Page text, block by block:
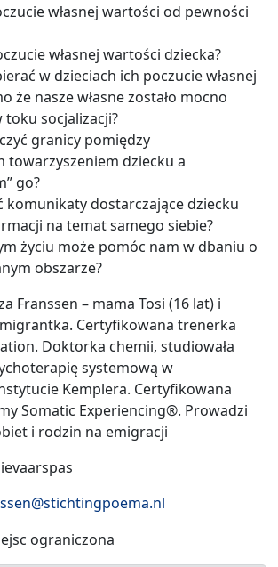
własnej wartości od pewności
własnej wartości dziecka?
w dzieciach ich poczucie własnej
że nasze własne zostało mocno
socjalizacji?
granicy pomiędzy
dziecku a
go?
komunikaty dostarczające dziecku
na temat samego siebie?
życiu może pomóc nam w dbaniu o
obszarze?
Franssen – mama Tosi (16 lat) i
Certyfikowana trenerka
Doktorka chemii, studiowała
systemową w
Kemplera. Certyfikowana
Somatic Experiencing®. Prowadzi
i rodzin na emigracji
ograniczona